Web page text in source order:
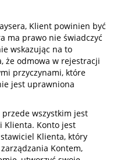
Klient powinien być
ma prawo nie świadczyć
wskazując na to
że odmowa w rejestracji
przyczynami, które
jest uprawniona
wszystkim jest
Klienta. Konto jest
Klienta, który
Kontem,